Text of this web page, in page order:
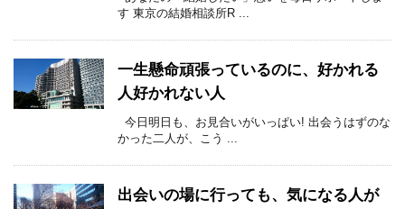
す 東京の結婚相談所R ...
一生懸命頑張っているのに、好かれる
人好かれない人
今日明日も、お見合いがいっぱい! 出会うはずのな
かった二人が、こう ...
出会いの場に行っても、気になる人が